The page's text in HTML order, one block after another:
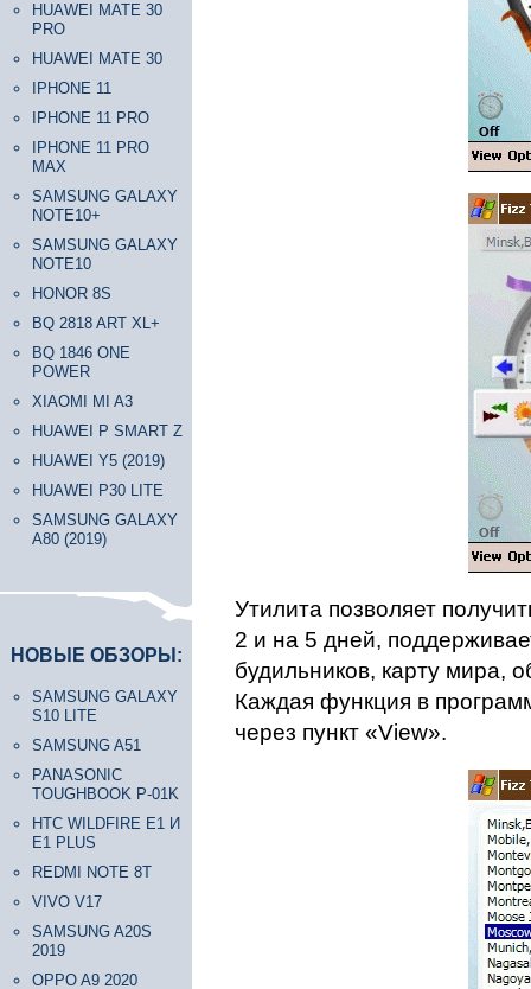
HUAWEI MATE 30
PRO
HUAWEI MATE 30
IPHONE 11
IPHONE 11 PRO
IPHONE 11 PRO
MAX
SAMSUNG GALAXY
NOTE10+
SAMSUNG GALAXY
NOTE10
HONOR 8S
BQ 2818 ART XL+
BQ 1846 ONE
POWER
XIAOMI MI A3
HUAWEI P SMART Z
HUAWEI Y5 (2019)
HUAWEI P30 LITE
SAMSUNG GALAXY
A80 (2019)
НОВЫЕ ОБЗОРЫ:
SAMSUNG GALAXY
S10 LITE
SAMSUNG A51
PANASONIC
TOUGHBOOK P-01K
HTC WILDFIRE E1 И
E1 PLUS
REDMI NOTE 8T
VIVO V17
SAMSUNG A20S
2019
OPPO A9 2020
Утилита позволяет
2 и на 5 дней,
будильников, карту мира,
Каждая функция в
через пункт «View».